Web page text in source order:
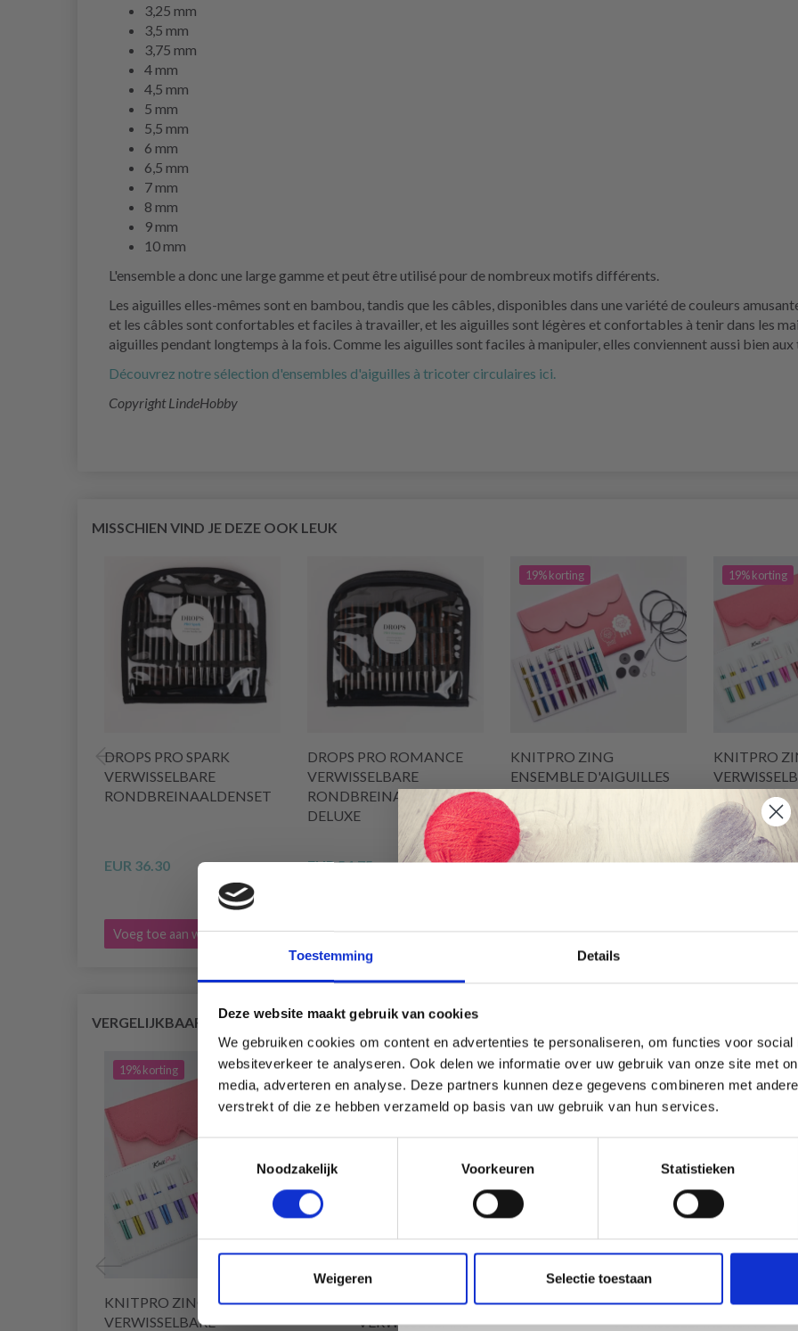
Toestemming Details
Deze website maakt gebruik van cookies
We gebruiken cookies om content en advertenties te personaliseren, om functies voor social
websiteverkeer te analyseren. Ook delen we informatie over uw gebruik van onze site met
media, adverteren en analyse. Deze partners kunnen deze gegevens combineren met
verstrekt of die ze hebben verzameld op basis van uw gebruik van hun services.
Noodzakelijk
Voorkeuren Statistieken
Weigeren Selectie toestaan
3,25 mm
3,5 mm
3,75 mm
4 mm
4,5 mm
5 mm
5,5 mm
6 mm
6,5 mm
7 mm
8 mm
9 mm
10 mm
L'ensemble a donc une large gamme et peut être utilisé pour de nombreux motifs différents.
Les aiguilles elles-mêmes sont en bambou, tandis que les câbles, disponibles dans une variété de couleurs
et les câbles sont confortables et faciles à travailler, et les aiguilles sont légères et confortables à tenir dans les
aiguilles pendant longtemps à la fois. Comme les aiguilles sont faciles à manipuler, elles conviennent aussi bien
Découvrez notre sélection d'ensembles d'aiguilles à tricoter circulaires ici.
Copyright LindeHobby
MISSCHIEN VIND JE DEZE OOK LEUK
DROPS PRO SPARK
VERWISSELBARE
RONDBREINAALDENSET
EUR 36.30
Voeg toe aan winkelwagen
DROPS PRO ROMANCE
VERWISSELBARE
RONDBREINAALDENSET
DELUXE
EUR 54.75
Voeg toe aan winkelwagen
19% korting
KNITPRO ZING
ENSEMBLE D'AIGUILLES
INTERCHANGEABLES
DELUXE
EUR 47.20EUR 58.99
Voeg toe aan winkelwagen
19% korting
KNITPRO
5 CM
EUR 56.65
Voeg toe
VERGELIJKBAAR MET DIT
19% korting
KNITPRO ZING MINI
VERWISSELBARE
19% korting
KNITPRO INDIGO WOOD "MINI"
VERWISSELBARE
20% korting
KNITPRO NOVA XL
VERWISSELBARE RONDE
Économisez jusqu'à 50 %
offres limitées en vous inscrivant à notre
newsletter gratuite !
Oui, inscrivez-moi !
Wil je liever nieuws ontvangen over onze